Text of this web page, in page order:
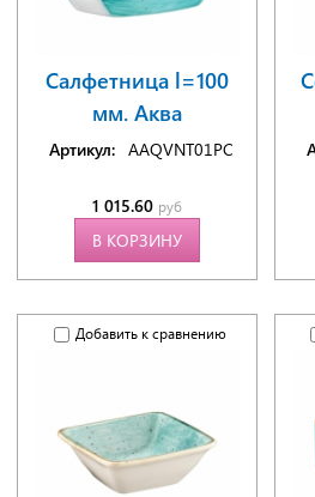
Салфетница l=100
мм. Аква
Артикул: AAQVNT01PC
1 015.60 руб
В КОРЗИНУ
Добавить к сравнению